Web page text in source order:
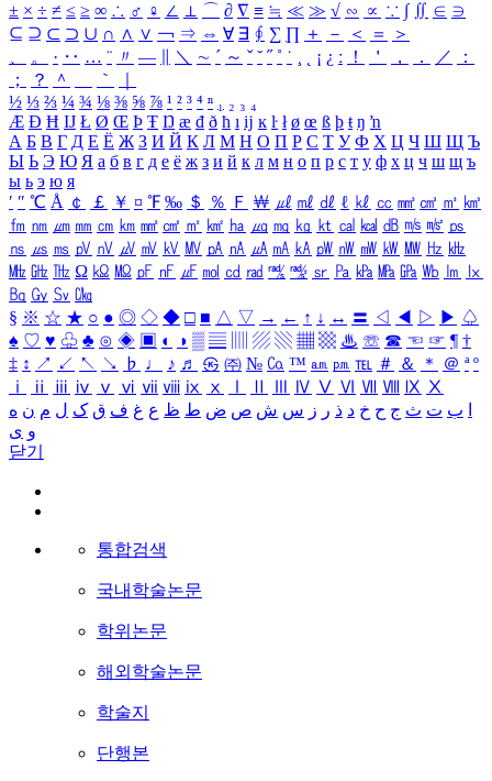
± × ÷ ≠ ≤ ≥ ∞ ∴ ♂ ♀ ∠ ⊥ ⌒ ∂ ∇ ≡ ≒ ≪ ≫ √ ∽ ∝ ∵ ∫ ∬ ∈ ∋
⊆ ⊇ ⊂ ⊃ ∪ ∩ ∧ ∨ ￢ ⇒ ⇔ ∀ ∃ ∮ ∑ ∏ ＋ － ＜ ＝
＞
、
。 · ‥ … ¨ 〃 ― ＼ ∼ ´ ～ ˇ ˘ ˝ ˚ ˙ ¸ ¡ ¿ ː ！ ＇ ， ． ／
：
；
？ ＾ ｀
½ ⅓ ⅔ ¼ ¾ ⅛ ⅜ ⅝ ⅞ ¹ ² ³ ⁴ ⁿ ₁ ₂ ₃ ₄
Æ Ð Ħ Ĳ Ł Ø Œ Þ Ŧ Ŋ æ đ ð ħ ı ĳ ĸ ŀ ł ø œ ß þ ŧ ŋ ŉ
А Б В Г Д Е Ё Ж З И Й К Л М Н О П Р С Т У Ф Х Ц Ч Ш Щ Ъ
Ы Ь Э Ю Я а б в г д е ё ж з и й к л м н о п р с т у ф х ц ч ш щ ъ
ы ь э ю я
′ ″ ℃ Å ￠ ￡ ￥ ¤ ℉ ‰ ＄ ％ Ｆ ￦ ㎕ ㎖ ㎗ ℓ ㎘ ㏄ ㎣ ㎤ ㎥ ㎦
㎙ ㎚ ㎛ ㎜ ㎝ ㎞ ㎟ ㎠ ㎡ ㎢ ㏊ ㎍ ㎎ ㎏ ㏏ ㎈ ㎉ ㏈ ㎧ ㎨ ㎰
㎱ ㎲ ㎳ ㎴ ㎵ ㎶ ㎷ ㎸ ㎹ ㎀ ㎁ ㎂ ㎃ ㎄ ㎺ ㎻ ㎽ ㎾ ㎿ ㎐ ㎑
㎒ ㎓ ㎔ Ω ㏀ ㏁ ㎊ ㎋ ㎌ ㏖ ㏅ ㎭ ㎮ ㎯ ㏛ ㎩ ㎪ ㎫ ㎬ ㏝ ㏐
㏓
㏃ ㏉ ㏜ ㏆
§ ※ ☆ ★ ○ ● ◎ ◇ ◆ □ ■ △ ▽ → ← ↑ ↓ ↔ 〓 ◁ ◀ ▷ ▶ ♤
♠ ♡ ♥ ♧ ♣ ⊙ ◈ ▣ ◐ ◑ ▒ ▤ ▨ ▧ ▦ ▩ ♨ ☏ ☎ ☜ ☞ ¶ †
‡ ↕ ↗ ↙ ↖ ↘ ♭ ♩ ♪ ♬ ㉿ ㈜ № ㏇ ™ ㏂ ㏘ ℡ ＃ ＆ ＊ ＠ ª º
ⅰ
ⅱ ⅲ ⅳ ⅴ ⅵ ⅶ ⅷ ⅸ ⅹ Ⅳ Ⅴ Ⅵ Ⅶ Ⅷ Ⅸ Ⅹ
ب ت ث ج ح خ د ذ ر ز س ش ص ض ط ظ ع غ ف ق ک ل م ن ه
و ی
닫기
통합검색
국내학술논문
학위논문
해외학술논문
학술지
단행본